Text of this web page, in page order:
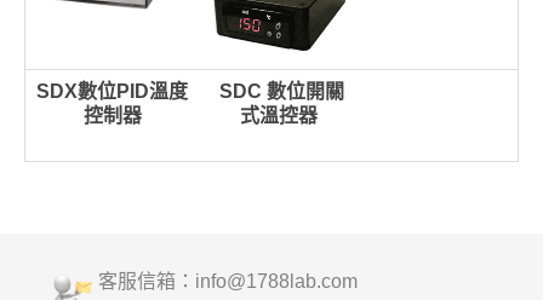
SDX數位PID溫度
控制器
SDC 數位開關
式溫控器
客服信箱：info@1788lab.com